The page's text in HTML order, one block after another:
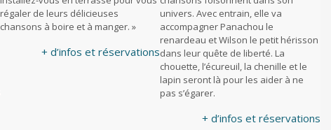
régaler de leurs délicieuses
chansons à boire et à manger. »
+ d’infos et réservations
univers. Avec entrain, elle va
accompagner Panachou le
renardeau et Wilson le petit hérisson
dans leur quête de liberté. La
chouette, l’écureuil, la chenille et le
lapin seront là pour les aider à ne
pas s’égarer.
+ d’infos et réservations